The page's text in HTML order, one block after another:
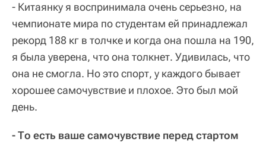
- Китаянку я воспринимала очень серьезно, на
чемпионате мира по студентам ей принадлежал
рекорд 188 кг в толчке и когда она пошла на 190,
я была уверена, что она толкнет. Удивилась, что
она не смогла. Но это спорт, у каждого бывает
хорошее самочувствие и плохое. Это был мой
день.
- То есть ваше самочувствие перед стартом